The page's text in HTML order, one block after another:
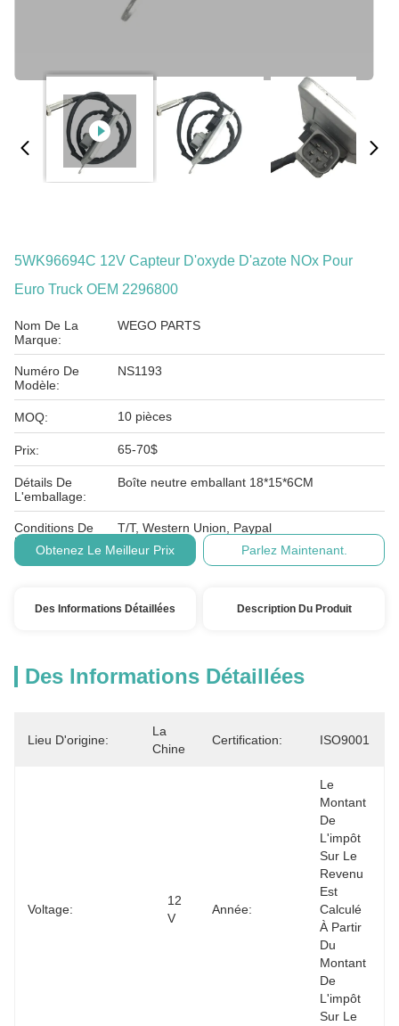
5WK96694C 12V Capteur D'oxyde D'azote NOx Pour
Euro Truck OEM 2296800
Nom De La
Marque:
WEGO PARTS
Numéro De
Modèle:
NS1193
MOQ: 10 pièces
Prix: 65-70$
Détails De
L'emballage:
Boîte neutre emballant 18*15*6CM
Conditions De
Paiement:
T/T, Western Union, Paypal
Obtenez Le Meilleur Prix
Parlez Maintenant.
Des Informations Détaillées Description Du Produit
Des Informations Détaillées
Lieu D'origine:
La
Chine
Certification: ISO9001
Voltage:
12
V
Année:
Le
Montant
De
L'impôt
Sur Le
Revenu
Est
Calculé
À Partir
Du
Montant
De
L'impôt
Sur Le